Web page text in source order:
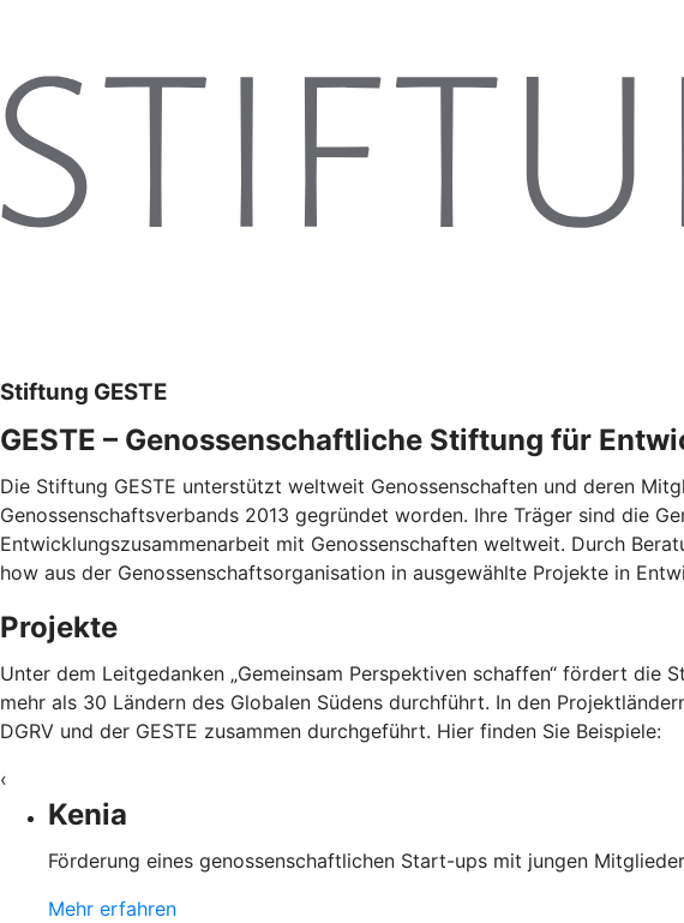
Stiftung GESTE
GESTE – Genossenschaftliche Stiftung für
Die Stiftung GESTE unterstützt weltweit Genossenschaften und deren
Genossenschaftsverbands 2013 gegründet worden. Ihre Träger sind die
Entwicklungszusammenarbeit mit Genossenschaften weltweit. Durch
how aus der Genossenschaftsorganisation in ausgewählte Projekte in
Projekte
Unter dem Leitgedanken „Gemeinsam Perspektiven schaffen“ fördert die
mehr als 30 Ländern des Globalen Südens durchführt. In den
DGRV und der GESTE zusammen durchgeführt. Hier finden Sie Beispiele:
‹
Kenia
Förderung eines genossenschaftlichen Start-ups mit jungen
Mehr erfahren